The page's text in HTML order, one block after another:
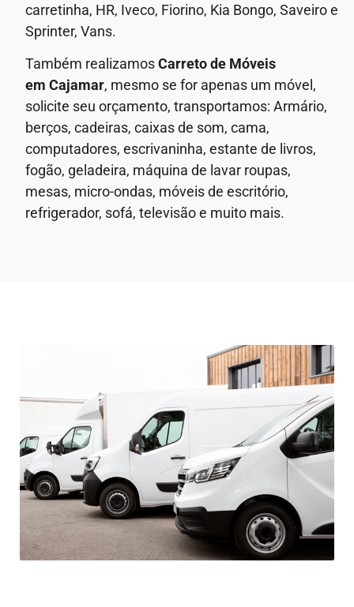
carretinha, HR, Iveco, Fiorino, Kia Bongo, Saveiro e
Sprinter, Vans.
Também realizamosCarreto de Móveis
em Cajamar, mesmo se for apenas um móvel,
solicite seu orçamento, transportamos: Armário,
berços, cadeiras, caixas de som, cama,
computadores, escrivaninha, estante de livros,
fogão, geladeira, máquina de lavar roupas,
mesas, micro-ondas, móveis de escritório,
refrigerador, sofá, televisão e muito mais.